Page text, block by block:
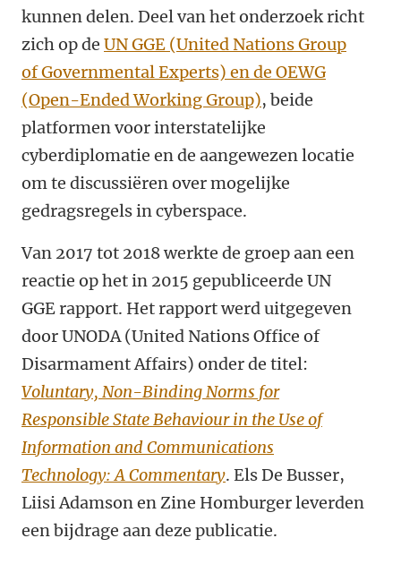
kunnen delen. Deel van het onderzoek richt
zich op de UN GGE (United Nations Group
of Governmental Experts) en de OEWG
(Open-Ended Working Group), beide
platformen voor interstatelijke
cyberdiplomatie en de aangewezen locatie
om te discussiëren over mogelijke
gedragsregels in cyberspace.
Van 2017 tot 2018 werkte de groep aan een
reactie op het in 2015 gepubliceerde UN
GGE rapport. Het rapport werd uitgegeven
door UNODA (United Nations Office of
Disarmament Affairs) onder de titel:
Voluntary, Non-Binding Norms for
Responsible State Behaviour in the Use of
Information and Communications
Technology: A Commentary. Els De Busser,
Liisi Adamson en Zine Homburger leverden
een bijdrage aan deze publicatie.